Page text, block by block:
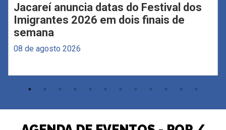
Jacareí anuncia datas do Festival dos
Imigrantes 2026 em dois finais de
semana
08 de agosto 2026